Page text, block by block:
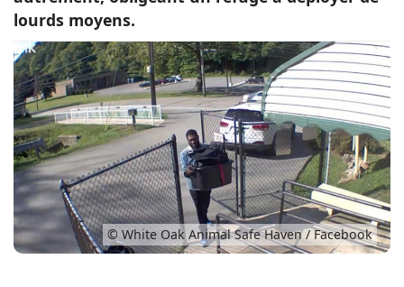
lourds moyens.
© White Oak Animal Safe Haven / Facebook